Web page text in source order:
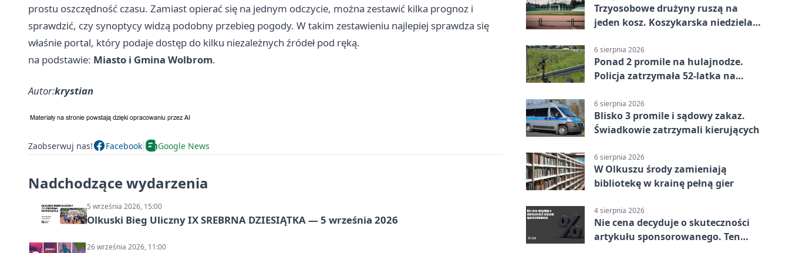
prostu oszczędność czasu. Zamiast opierać się na jednym odczycie, można zestawić kilka prognoz i
sprawdzić, czy synoptycy widzą podobny przebieg pogody. W takim zestawieniu najlepiej sprawdza się
właśnie portal, który podaje dostęp do kilku niezależnych źródeł pod ręką.
na podstawie: Miasto i Gmina Wolbrom.
Autor:krystian
Zaobserwuj nas! Facebook Google News
Nadchodzące wydarzenia
5 września 2026, 15:00
Olkuski Bieg Uliczny IX SREBRNA DZIESIĄTKA — 5 września 2026
26 września 2026, 11:00
Trzyosobowe drużyny ruszą na
jeden kosz. Koszykarska niedziela
6 sierpnia 2026
Ponad 2 promile na hulajnodze.
Policja zatrzymała 52-latka na
6 sierpnia 2026
Blisko 3 promile i sądowy zakaz.
Świadkowie zatrzymali kierujących
6 sierpnia 2026
W Olkuszu środy zamieniają
bibliotekę w krainę pełną gier
4 sierpnia 2026
Nie cena decyduje o skuteczności
artykułu sponsorowanego. Ten